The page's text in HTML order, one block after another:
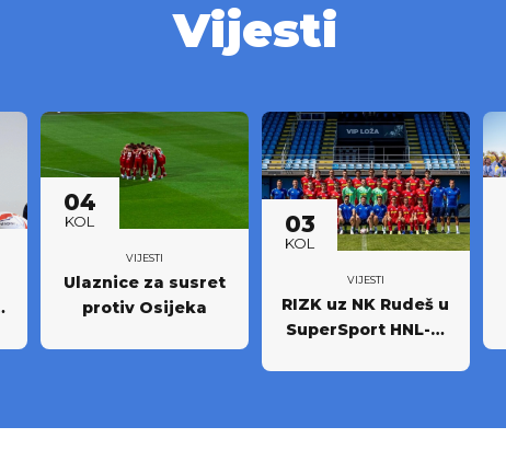
Vijesti
04
KOL
VIJESTI
Ulaznice za susret
protiv Osijeka
03
KOL
VIJESTI
RIZK uz NK Rudeš u
SuperSport HNL-u: